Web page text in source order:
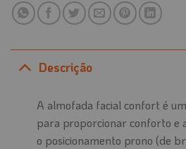
Descrição
A almofada facial confort é
para proporcionar conforto e
o posicionamento prono (de